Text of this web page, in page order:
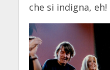
che si indigna, eh!